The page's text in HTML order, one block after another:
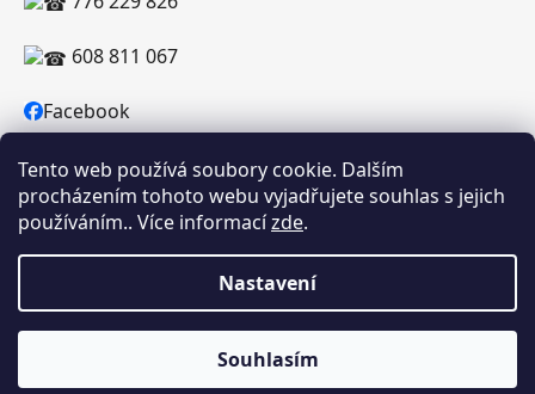
Tento web používá soubory cookie. Dalším
procházením tohoto webu vyjadřujete souhlas s jejich
používáním.. Více informacízde.
Nastavení
Souhlasím
608 811 067
Facebook
Vytvořil Shoptet
RYBICKAR.CZ
vyhrazena.
Upozorňujeme, že uvedená skladová dostupnost je orientační a
může se lišit podle aktuálních objednávek a prodeje v reálném čase.